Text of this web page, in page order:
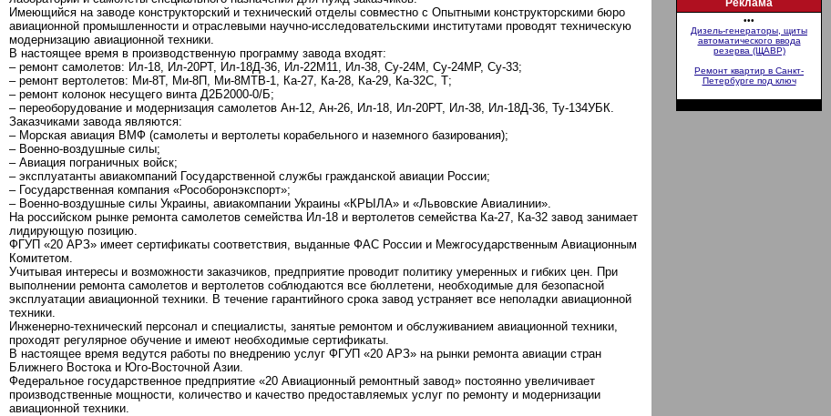
Имеющийся на заводе конструкторский и технический отделы совместно с Опытными конструкторскими бюро
авиационной промышленности и отраслевыми научно-исследовательскими институтами проводят техническую
модернизацию авиационной техники.
В настоящее время в производственную программу завода входят:
– ремонт самолетов: Ил-18, Ил-20РТ, Ил-18Д-36, Ил-22М11, Ил-38, Су-24М, Су-24МР, Су-33;
– ремонт вертолетов: Ми-8Т, Ми-8П, Ми-8МТВ-1, Ка-27, Ка-28, Ка-29, Ка-32С, Т;
– ремонт колонок несущего винта Д2Б2000-0/Б;
– переоборудование и модернизация самолетов Ан-12, Ан-26, Ил-18, Ил-20РТ, Ил-38, Ил-18Д-36, Ту-134УБК.
Заказчиками завода являются:
– Морская авиация ВМФ (самолеты и вертолеты корабельного и наземного базирования);
– Военно-воздушные силы;
– Авиация пограничных войск;
– эксплуатанты авиакомпаний Государственной службы гражданской авиации России;
– Государственная компания «Рособоронэкспорт»;
– Военно-воздушные силы Украины, авиакомпании Украины «КРЫЛА» и «Львовские Авиалинии».
На российском рынке ремонта самолетов семейства Ил-18 и вертолетов семейства Ка-27, Ка-32 завод занимает
лидирующую позицию.
ФГУП «20 АРЗ» имеет сертификаты соответствия, выданные ФАС России и Межгосударственным Авиационным
Комитетом.
Учитывая интересы и возможности заказчиков, предприятие проводит политику умеренных и гибких цен. При
выполнении ремонта самолетов и вертолетов соблюдаются все бюллетени, необходимые для безопасной
эксплуатации авиационной техники. В течение гарантийного срока завод устраняет все неполадки авиационной
техники.
Инженерно-технический персонал и специалисты, занятые ремонтом и обслуживанием авиационной техники,
проходят регулярное обучение и имеют необходимые сертификаты.
В настоящее время ведутся работы по внедрению услуг ФГУП «20 АРЗ» на рынки ремонта авиации стран
Ближнего Востока и Юго-Восточной Азии.
Федеральное государственное предприятие «20 Авиационный ремонтный завод» постоянно увеличивает
производственные мощности, количество и качество предоставляемых услуг по ремонту и модернизации
авиационной техники.
Реклама
•••
Дизель-генераторы, щиты
автоматического ввода
резерва (ЩАВР)
Ремонт квартир в Санкт-
Петербурге под ключ